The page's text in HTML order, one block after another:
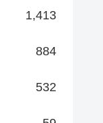
1,413
884
532